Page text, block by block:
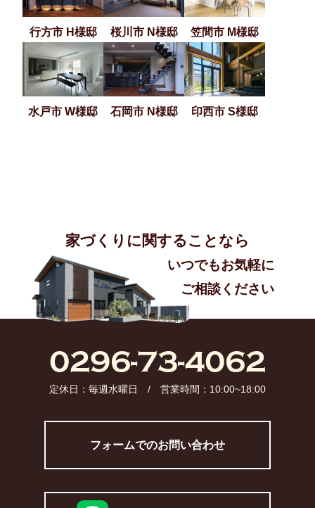
行方市 H様邸 桜川市 N様邸 笠間市 M様邸
水戸市 W様邸 石岡市 N様邸 印西市 S様邸
家づくりに関することなら
いつでもお気軽に
ご相談ください​
0296-73-4062​
定休日：毎週水曜日 / 営業時間：10:00~18:00​
フォームでのお問い合わせ